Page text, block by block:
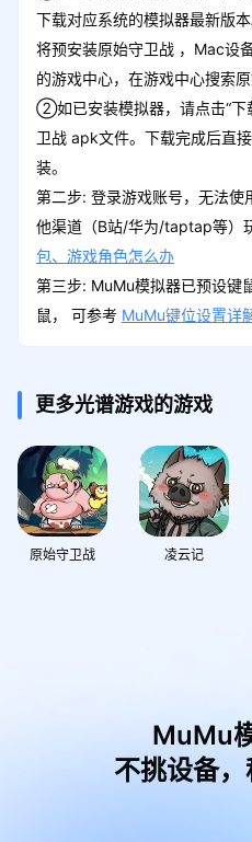
下载对应系统的模拟器最新版
将预安装原始守卫战 ，Mac设
的游戏中心，在游戏中心搜索
②如已安装模拟器，请点击“下
卫战 apk文件。下载完成后直
装。
第二步: 登录游戏账号，无法使
他渠道（B站/华为/taptap等）
包、游戏角色怎么办
第三步: MuMu模拟器已预设键
鼠， 可参考 MuMu键位设置详
更多光谱游戏的游戏
原始守卫战 凌云记
MuMu
不挑设备，